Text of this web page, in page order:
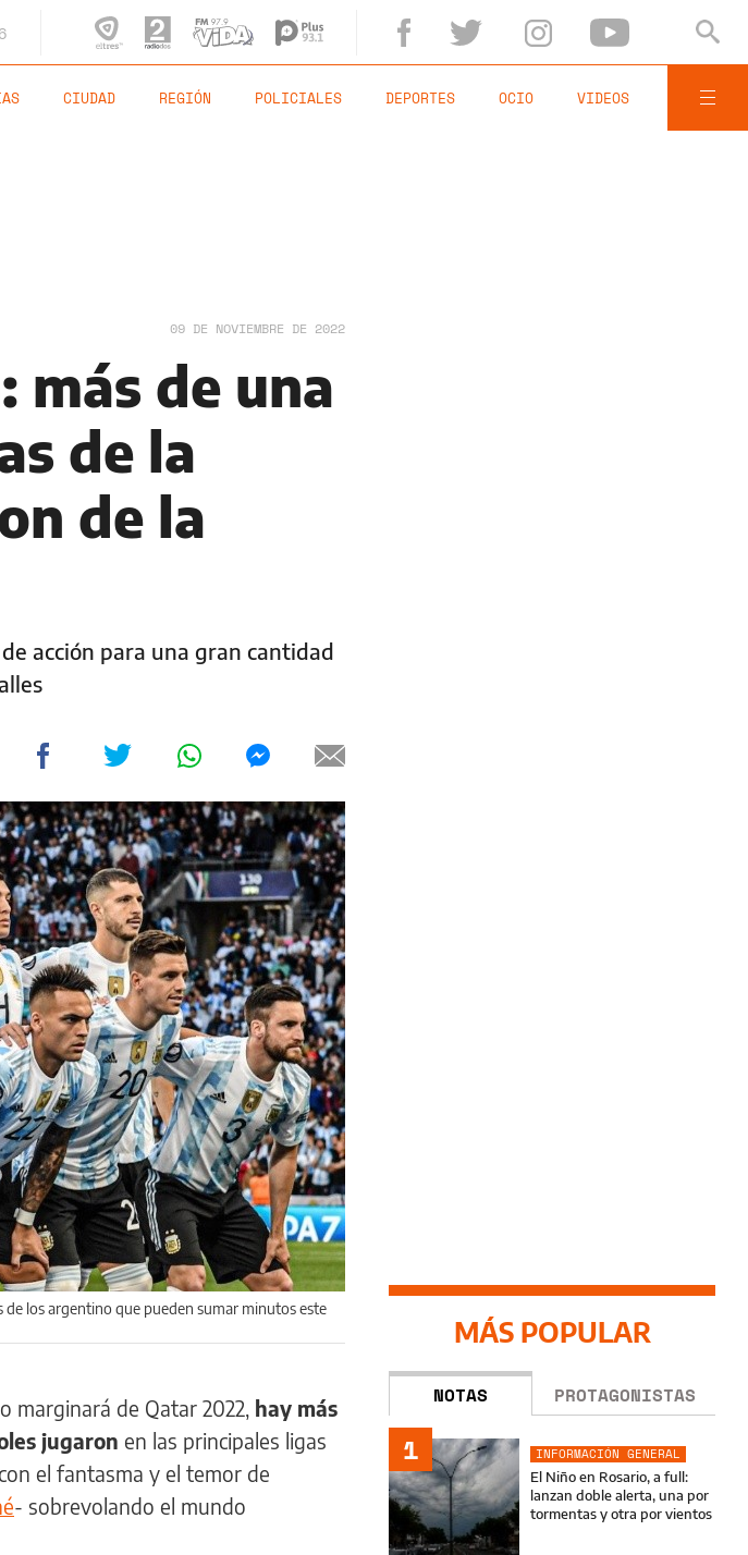
CIUDAD REGIÓN POLICIALES DEPORTES OCIO VIDEOS
09 DE NOVIEMBRE DE 2022
más de una
de la
de la
acción para una gran cantidad
los argentino que pueden sumar minutos este
marginará de Qatar 2022, hay más
jugaron en las principales ligas
el fantasma y el temor de
- sobrevolando el mundo
MÁS POPULAR
NOTAS PROTAGONISTAS
1
INFORMACIÓN GENERAL
El Niño en Rosario, a full:
lanzan doble alerta, una por
tormentas y otra por vientos